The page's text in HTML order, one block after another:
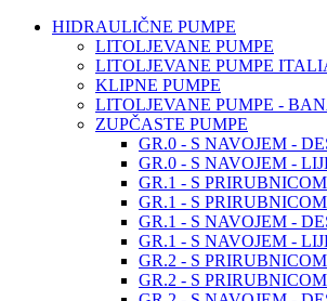
HIDRAULIČNE PUMPE
LITOLJEVANE PUMPE
LITOLJEVANE PUMPE
KLIPNE PUMPE
LITOLJEVANE PUMPE -
ZUPČASTE PUMPE
GR.0 - S NAVOJEM -
GR.0 - S NAVOJEM -
GR.1 - S
GR.1 - S
GR.1 - S NAVOJEM -
GR.1 - S NAVOJEM -
GR.2 - S
GR.2 - S